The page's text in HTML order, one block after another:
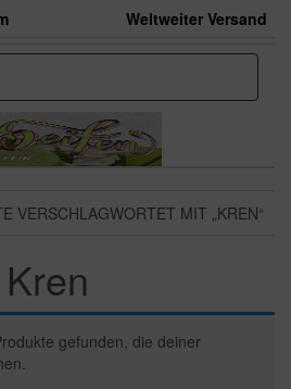
Weltweiter Versand
navigation
VERSCHLAGWORTET MIT „KREN“
Kren
gefunden, die deiner